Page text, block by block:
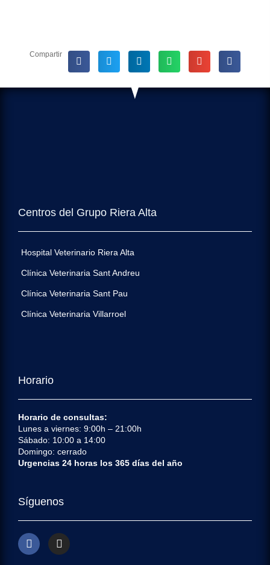
Compartir
Centros del Grupo Riera Alta
Hospital Veterinario Riera Alta
Clínica Veterinaria Sant Andreu
Clínica Veterinaria Sant Pau
Clínica Veterinaria Villarroel
Horario
Horario de consultas:
Lunes a viernes: 9:00h – 21:00h
Sábado: 10:00 a 14:00
Domingo: cerrado
Urgencias 24 horas los 365 días del año
Síguenos